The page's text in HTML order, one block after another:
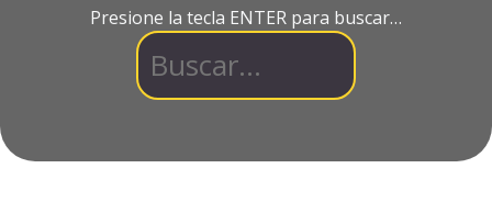
Presione la tecla ENTER para buscar…